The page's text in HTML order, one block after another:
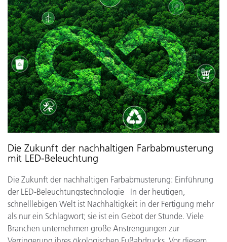
Die Zukunft der nachhaltigen Farbabmusterung
mit LED-Beleuchtung
Die Zukunft der nachhaltigen Farbabmusterung: Einführung
der LED-Beleuchtungstechnologie In der heutigen,
schnelllebigen Welt ist Nachhaltigkeit in der Fertigung mehr
als nur ein Schlagwort; sie ist ein Gebot der Stunde. Viele
Branchen unternehmen große Anstrengungen zur